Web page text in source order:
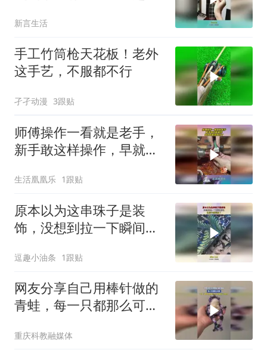
新言生活
手工竹筒枪天花板！老外
这手艺，不服都不行
孑孑动漫 3跟贴
师傅操作一看就是老手，
新手敢这样操作，早就进
生活凰凰乐 1跟贴
原本以为这串珠子是装
饰，没想到拉一下瞬间惊
逗趣小油条 1跟贴
网友分享自己用棒针做的
青蛙，每一只都那么可
羊一样，有自己的特点
重庆科教融媒体